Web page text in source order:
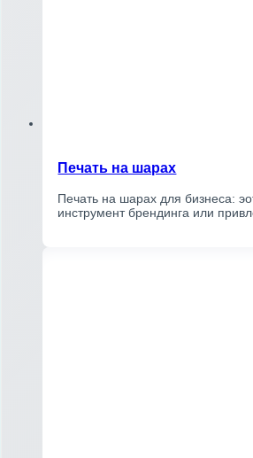
Печать на шарах
Печать на шарах для бизнеса:
инструмент брендинга или